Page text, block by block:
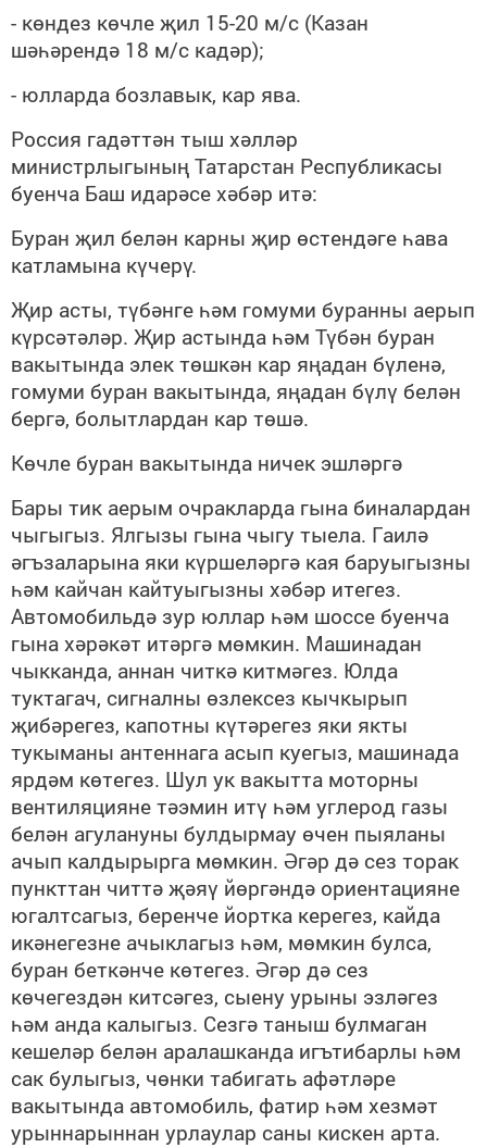
- көндез көчле җил 15-20 м/с (Казан
шәһәрендә 18 м/с кадәр);
- юлларда бозлавык, кар ява.
Россия гадәттән тыш хәлләр
министрлыгының Татарстан Республикасы
буенча Баш идарәсе хәбәр итә:
Буран җил белән карны җир өстендәге һава
катламына күчерү.
Җир асты, түбәнге һәм гомуми буранны аерып
күрсәтәләр. Җир астында һәм Түбән буран
вакытында элек төшкән кар яңадан бүленә,
гомуми буран вакытында, яңадан бүлү белән
бергә, болытлардан кар төшә.
Көчле буран вакытында ничек эшләргә
Бары тик аерым очракларда гына биналардан
чыгыгыз. Ялгызы гына чыгу тыела. Гаилә
әгъзаларына яки күршеләргә кая баруыгызны
һәм кайчан кайтуыгызны хәбәр итегез.
Автомобильдә зур юллар һәм шоссе буенча
гына хәрәкәт итәргә мөмкин. Машинадан
чыкканда, аннан читкә китмәгез. Юлда
туктагач, сигналны өзлексез кычкырып
җибәрегез, капотны күтәрегез яки якты
тукыманы антеннага асып куегыз, машинада
ярдәм көтегез. Шул ук вакытта моторны
вентиляцияне тәэмин итү һәм углерод газы
белән агулануны булдырмау өчен пыяланы
ачып калдырырга мөмкин. Әгәр дә сез торак
пункттан читтә җәяү йөргәндә ориентацияне
югалтсагыз, беренче йортка керегез, кайда
икәнегезне ачыклагыз һәм, мөмкин булса,
буран беткәнче көтегез. Әгәр дә сез
көчегездән китсәгез, сыену урыны эзләгез
һәм анда калыгыз. Сезгә таныш булмаган
кешеләр белән аралашканда игътибарлы һәм
сак булыгыз, чөнки табигать афәтләре
вакытында автомобиль, фатир һәм хезмәт
урыннарыннан урлаулар саны кискен арта.